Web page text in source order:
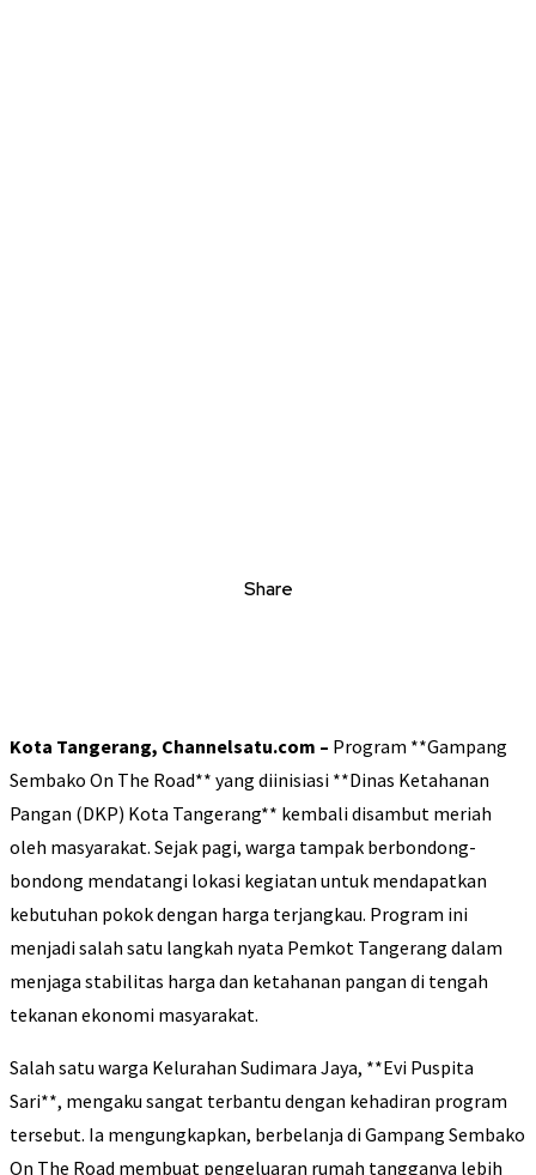
Share
Kota Tangerang, Channelsatu.com – Program **Gampang
Sembako On The Road** yang diinisiasi **Dinas Ketahanan
Pangan (DKP) Kota Tangerang** kembali disambut meriah
oleh masyarakat. Sejak pagi, warga tampak berbondong-
bondong mendatangi lokasi kegiatan untuk mendapatkan
kebutuhan pokok dengan harga terjangkau. Program ini
menjadi salah satu langkah nyata Pemkot Tangerang dalam
menjaga stabilitas harga dan ketahanan pangan di tengah
tekanan ekonomi masyarakat.
Salah satu warga Kelurahan Sudimara Jaya, **Evi Puspita
Sari**, mengaku sangat terbantu dengan kehadiran program
tersebut. Ia mengungkapkan, berbelanja di Gampang Sembako
On The Road membuat pengeluaran rumah tangganya lebih